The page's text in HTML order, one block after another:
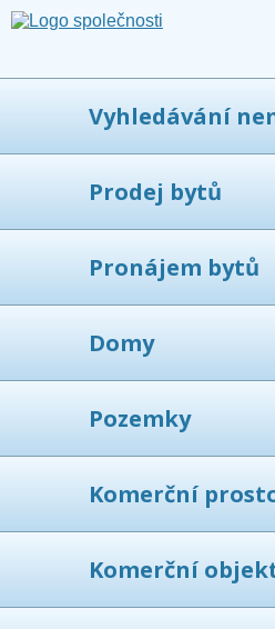
Vyhledávání
Prodej bytů
Pronájem bytů
Domy
Pozemky
Komerční
Komerční